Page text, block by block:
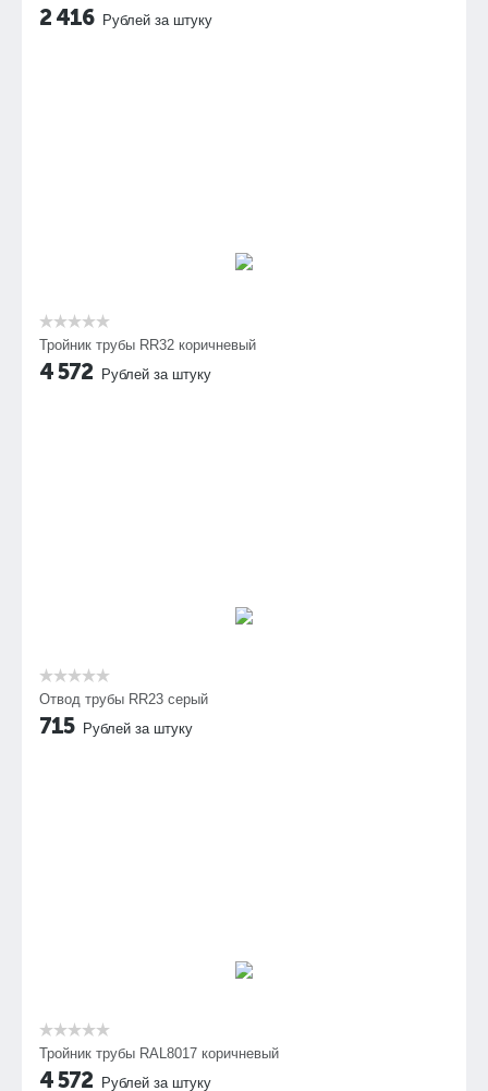
2 416 Рублей за штуку
Тройник трубы RR32 коричневый
4 572 Рублей за штуку
Отвод трубы RR23 серый
715 Рублей за штуку
Тройник трубы RAL8017 коричневый
4 572 Рублей за штуку